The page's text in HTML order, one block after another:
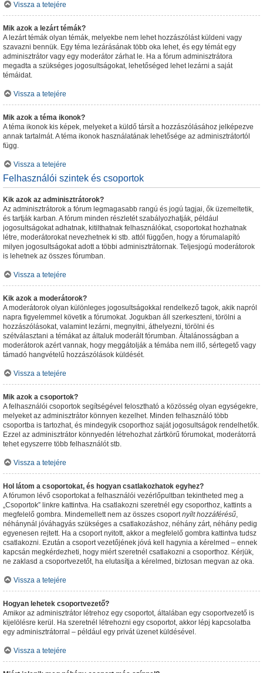
Vissza a tetejére
Mik azok a lezárt témák?
A lezárt témák olyan témák, melyekbe nem lehet hozzászólást küldeni vagy
szavazni bennük. Egy téma lezárásának több oka lehet, és egy témát egy
adminisztrátor vagy egy moderátor zárhat le. Ha a fórum adminisztrátora
megadta a szükséges jogosultságokat, lehetőséged lehet lezárni a saját
témáidat.
Vissza a tetejére
Mik azok a téma ikonok?
A téma ikonok kis képek, melyeket a küldő társít a hozzászólásához jelképezve
annak tartalmát. A téma ikonok használatának lehetősége az adminisztrátortól
függ.
Vissza a tetejére
Felhasználói szintek és csoportok
Kik azok az adminisztrátorok?
Az adminisztrátorok a fórum legmagasabb rangú és jogú tagjai, ők üzemeltetik,
és tartják karban. A fórum minden részletét szabályozhatják, például
jogosultságokat adhatnak, kitilthatnak felhasználókat, csoportokat hozhatnak
létre, moderátorokat nevezhetnek ki stb. attól függően, hogy a fórumalapító
milyen jogosultságokat adott a többi adminisztrátornak. Teljesjogú moderátorok
is lehetnek az összes fórumban.
Vissza a tetejére
Kik azok a moderátorok?
A moderátorok olyan különleges jogosultságokkal rendelkező tagok, akik napról
napra figyelemmel követik a fórumokat. Jogukban áll szerkeszteni, törölni a
hozzászólásokat, valamint lezárni, megnyitni, áthelyezni, törölni és
szétválasztani a témákat az általuk moderált fórumban. Általánosságban a
moderátorok azért vannak, hogy meggátolják a témába nem illő, sértegető vagy
támadó hangvételű hozzászólások küldését.
Vissza a tetejére
Mik azok a csoportok?
A felhasználói csoportok segítségével felosztható a közösség olyan egységekre,
melyeket az adminisztrátor könnyen kezelhet. Minden felhasználó több
csoportba is tartozhat, és mindegyik csoporthoz saját jogosultságok rendelhetők.
Ezzel az adminisztrátor könnyedén létrehozhat zártkörű fórumokat, moderátorrá
tehet egyszerre több felhasználót stb.
Vissza a tetejére
Hol látom a csoportokat, és hogyan csatlakozhatok egyhez?
A fórumon lévő csoportokat a felhasználói vezérlőpultban tekintheted meg a
„Csoportok” linkre kattintva. Ha csatlakozni szeretnél egy csoporthoz, kattints a
megfelelő gombra. Mindemellett nem az összes csoportnyílt hozzáférésű,
néhánynál jóváhagyás szükséges a csatlakozáshoz, néhány zárt, néhány pedig
egyenesen rejtett. Ha a csoport nyitott, akkor a megfelelő gombra kattintva tudsz
csatlakozni. Ezután a csoport vezetőjének jóvá kell hagynia a kérelmed – ennek
kapcsán megkérdezheti, hogy miért szeretnél csatlakozni a csoporthoz. Kérjük,
ne zaklasd a csoportvezetőt, ha elutasítja a kérelmed, biztosan megvan az oka.
Vissza a tetejére
Hogyan lehetek csoportvezető?
Amikor az adminisztrátor létrehoz egy csoportot, általában egy csoportvezető is
kijelölésre kerül. Ha szeretnél létrehozni egy csoportot, akkor lépj kapcsolatba
egy adminisztrátorral – például egy privát üzenet küldésével.
Vissza a tetejére